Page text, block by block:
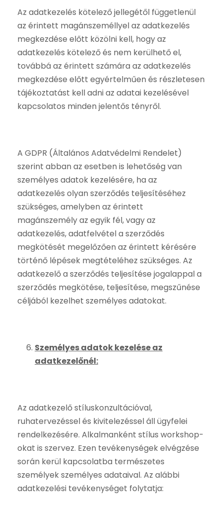
Az adatkezelés kötelező jellegétől függetlenül
az érintett magánszeméllyel az adatkezelés
megkezdése előtt közölni kell, hogy az
adatkezelés kötelező és nem kerülhető el,
továbbá az érintett számára az adatkezelés
megkezdése előtt egyértelműen és részletesen
tájékoztatást kell adni az adatai kezelésével
kapcsolatos minden jelentős tényről.
A GDPR (Általános Adatvédelmi Rendelet)
szerint abban az esetben is lehetőség van
személyes adatok kezelésére, ha az
adatkezelés olyan szerződés teljesítéséhez
szükséges, amelyben az érintett
magánszemély az egyik fél, vagy az
adatkezelés, adatfelvétel a szerződés
megkötését megelőzően az érintett kérésére
történő lépések megtételéhez szükséges. Az
adatkezelő a szerződés teljesítése jogalappal a
szerződés megkötése, teljesítése, megszűnése
céljából kezelhet személyes adatokat.
Személyes adatok kezelése az
adatkezelőnél:
Az adatkezelő stíluskonzultációval,
ruhatervezéssel és kivitelezéssel áll ügyfelei
rendelkezésére. Alkalmanként stílus workshop-
okat is szervez. Ezen tevékenységek elvégzése
során kerül kapcsolatba természetes
személyek személyes adataival. Az alábbi
adatkezelési tevékenységet folytatja: